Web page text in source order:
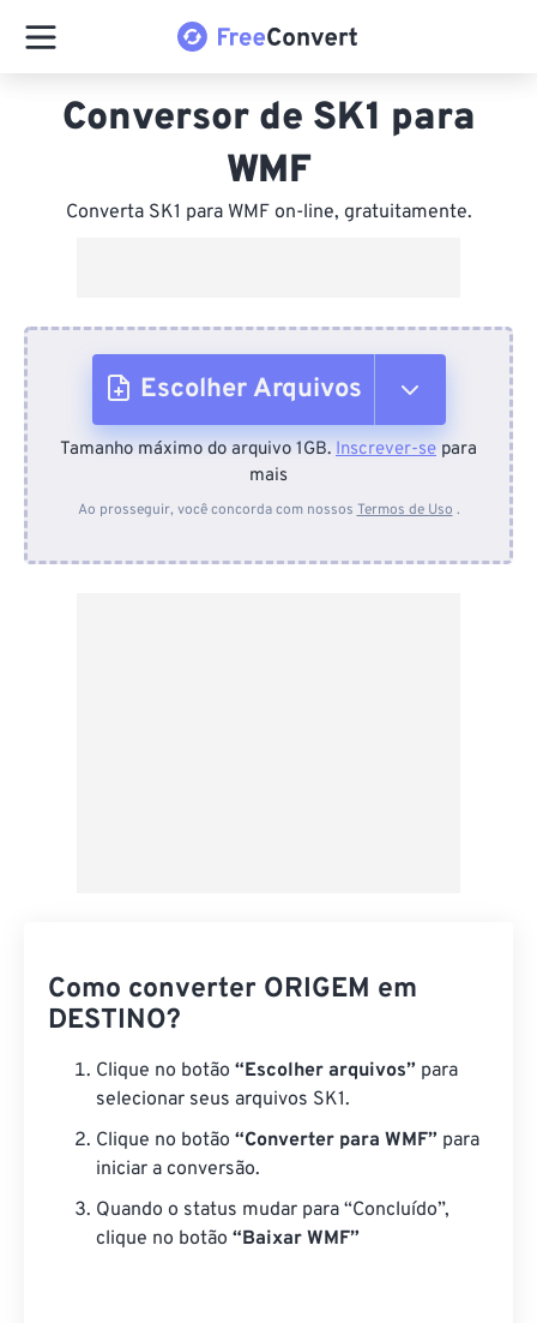
Conversor de SK1 para
WMF
Converta SK1 para WMF on-line, gratuitamente.
Escolher Arquivos
Do dispositivo
Tamanho máximo do arquivo 1GB. Inscrever-se para
mais
Ao prosseguir, você concorda com nossos Termos de Uso .
Como converter ORIGEM em
DESTINO?
Clique no botão “Escolher arquivos” para
selecionar seus arquivos SK1.
Clique no botão “Converter para WMF” para
iniciar a conversão.
Quando o status mudar para “Concluído”,
clique no botão “Baixar WMF”